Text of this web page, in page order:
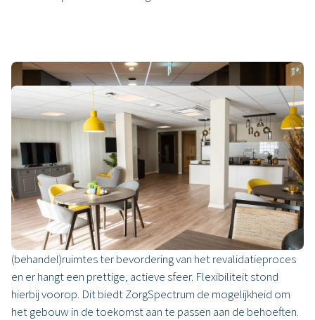
Een flexibele uitbreiding
Samen met ZorgSpectrum ontwikkelden we in zes maanden
tijd de modulaire zorgunit, met in totaal zo’n 2.000 m2
oppervlakte. Ervenstaete, zoals de uitbreiding heet, biedt
mensen een fijne plek om te revalideren. Er zijn
(behandel)ruimtes ter bevordering van het revalidatieproces
en er hangt een prettige, actieve sfeer. Flexibiliteit stond
hierbij voorop. Dit biedt ZorgSpectrum de mogelijkheid om
het gebouw in de toekomst aan te passen aan de behoeften.